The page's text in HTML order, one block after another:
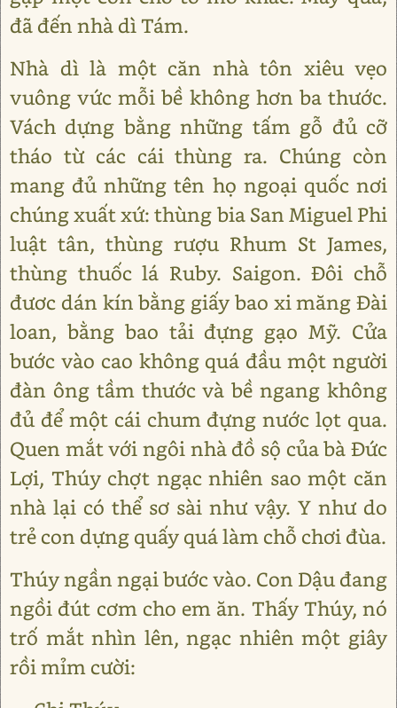
đã đến nhà dì Tám.
Nhà dì là một căn nhà tôn xiêu vẹo
vuông vức mỗi bề không hơn ba thước.
Vách dựng bằng những tấm gỗ đủ cỡ
tháo từ các cái thùng ra. Chúng còn
mang đủ những tên họ ngoại quốc nơi
chúng xuất xứ: thùng bia San Miguel Phi
luật tân, thùng rượu Rhum St James,
thùng thuốc lá Ruby. Saigon. Đôi chỗ
đươc dán kín bằng giấy bao xi măng Đài
loan, bằng bao tải đựng gạo Mỹ. Cửa
bước vào cao không quá đầu một người
đàn ông tầm thước và bề ngang không
đủ để một cái chum đựng nước lọt qua.
Quen mắt với ngôi nhà đồ sộ của bà Đức
Lợi, Thúy chợt ngạc nhiên sao một căn
nhà lại có thể sơ sài như vậy. Y như do
trẻ con dựng quấy quá làm chỗ chơi đùa.
Thúy ngần ngại bước vào. Con Dậu đang
ngồi đút cơm cho em ăn. Thấy Thúy, nó
trố mắt nhìn lên, ngạc nhiên một giây
rồi mỉm cười: